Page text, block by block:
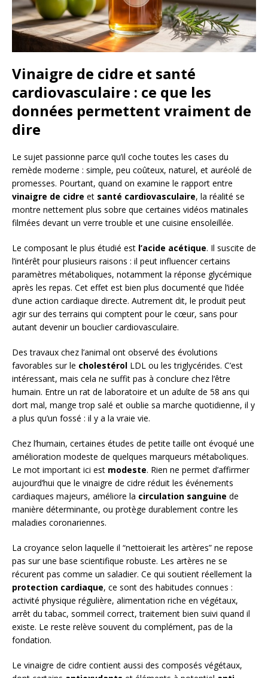
Vinaigre de cidre et santé
cardiovasculaire : ce que les
données permettent vraiment de
dire
Le sujet passionne parce qu’il coche toutes les cases du
remède moderne : simple, peu coûteux, naturel, et auréolé de
promesses. Pourtant, quand on examine le rapport entre
vinaigre de cidre et santé cardiovasculaire, la réalité se
montre nettement plus sobre que certaines vidéos matinales
filmées devant un verre trouble et une cuisine ensoleillée.
Le composant le plus étudié est l’acide acétique. Il suscite de
l’intérêt pour plusieurs raisons : il peut influencer certains
paramètres métaboliques, notamment la réponse glycémique
après les repas. Cet effet est bien plus documenté que l’idée
d’une action cardiaque directe. Autrement dit, le produit peut
agir sur des terrains qui comptent pour le cœur, sans pour
autant devenir un bouclier cardiovasculaire.
Des travaux chez l’animal ont observé des évolutions
favorables sur le cholestérol LDL ou les triglycérides. C’est
intéressant, mais cela ne suffit pas à conclure chez l’être
humain. Entre un rat de laboratoire et un adulte de 58 ans qui
dort mal, mange trop salé et oublie sa marche quotidienne, il y
a plus qu’un fossé : il y a la vraie vie.
Chez l’humain, certaines études de petite taille ont évoqué une
amélioration modeste de quelques marqueurs métaboliques.
Le mot important ici est modeste. Rien ne permet d’affirmer
aujourd’hui que le vinaigre de cidre réduit les événements
cardiaques majeurs, améliore la circulation sanguine de
manière déterminante, ou protège durablement contre les
maladies coronariennes.
La croyance selon laquelle il “nettoierait les artères” ne repose
pas sur une base scientifique robuste. Les artères ne se
récurent pas comme un saladier. Ce qui soutient réellement la
protection cardiaque, ce sont des habitudes connues :
activité physique régulière, alimentation riche en végétaux,
arrêt du tabac, sommeil correct, traitement bien suivi quand il
existe. Le reste relève souvent du complément, pas de la
fondation.
Le vinaigre de cidre contient aussi des composés végétaux,